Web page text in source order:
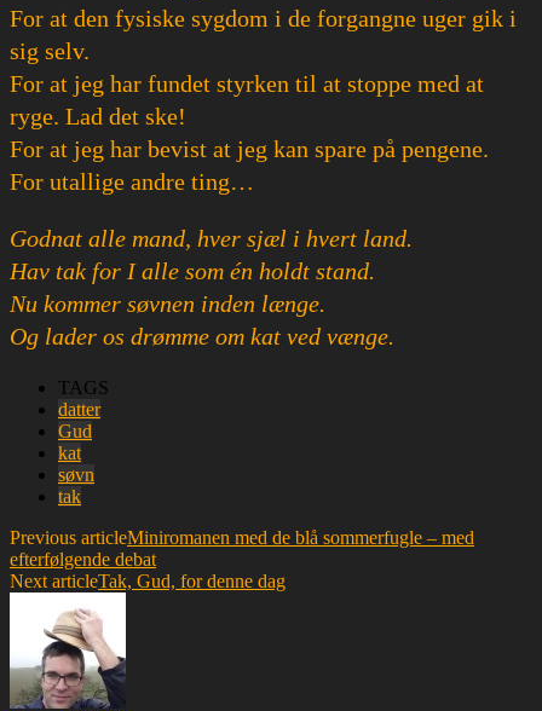
For at den fysiske sygdom i de forgangne uger gik i
sig selv.
For at jeg har fundet styrken til at stoppe med at
ryge. Lad det ske!
For at jeg har bevist at jeg kan spare på pengene.
For utallige andre ting…
Godnat alle mand, hver sjæl i hvert land.
Hav tak for I alle som én holdt stand.
Nu kommer søvnen inden længe.
Og lader os drømme om kat ved vænge.
TAGS
datter
Gud
kat
søvn
tak
Previous articleMiniromanen med de blå sommerfugle – med
efterfølgende debat
Next articleTak, Gud, for denne dag